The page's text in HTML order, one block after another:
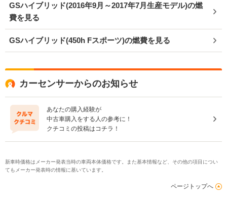
GSハイブリッド(2016年9月～2017年7月生産モデル)の燃
費を見る
GSハイブリッド(450h Fスポーツ)の燃費を見る
カーセンサーからのお知らせ
あなたの購入経験が
中古車購入をする人の参考に！
クチコミの投稿はコチラ！
新車時価格はメーカー発表当時の車両本体価格です。また基本情報など、その他の項目につい
てもメーカー発表時の情報に基いています。
ページトップへ